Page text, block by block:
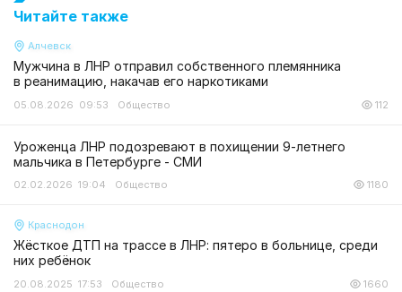
Читайте также
Алчевск
Мужчина в ЛНР отправил собственного племянника
в реанимацию, накачав его наркотиками
05.08.2026 09:53 Общество 112
Уроженца ЛНР подозревают в похищении 9-летнего
мальчика в Петербурге - СМИ
02.02.2026 19:04 Общество 1180
Краснодон
Жёсткое ДТП на трассе в ЛНР: пятеро в больнице, среди
них ребёнок
20.08.2025 17:53 Общество 1660